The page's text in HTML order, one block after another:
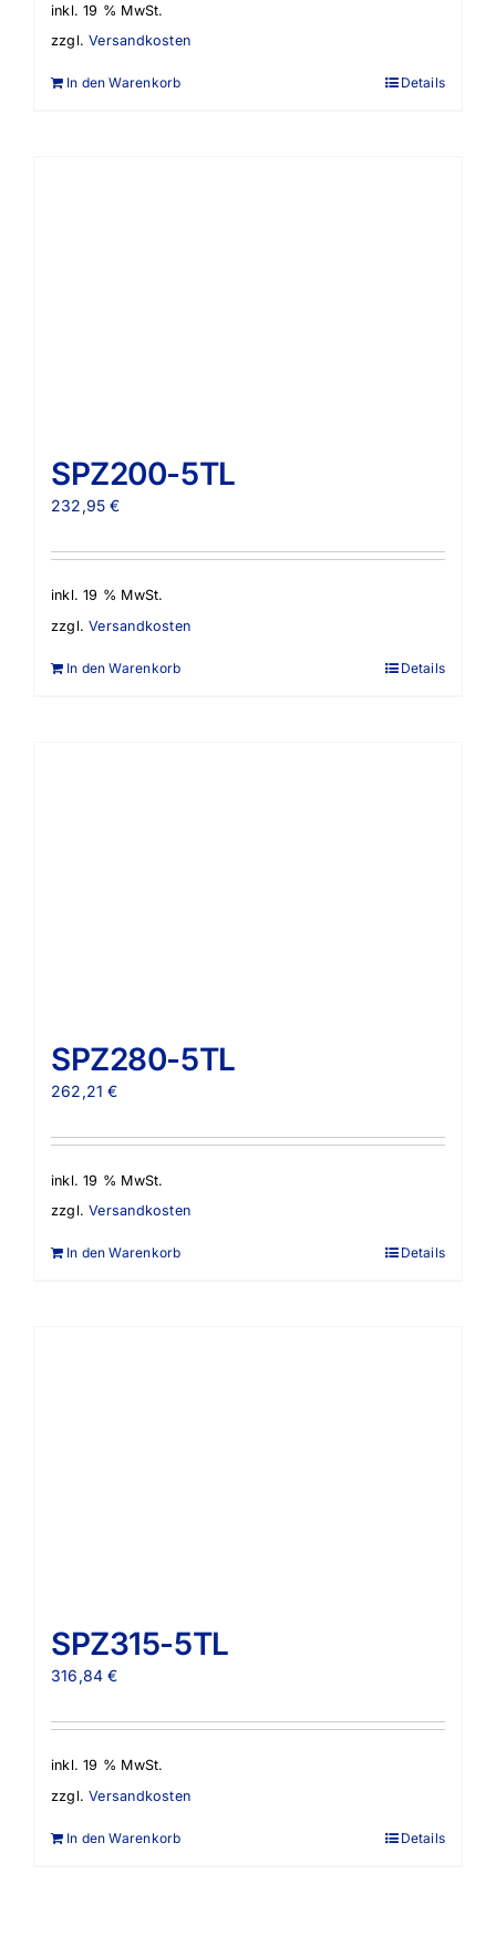
inkl. 19 % MwSt.
zzgl.Versandkosten
In den Warenkorb Details
SPZ200-5TL
232,95€
inkl. 19 % MwSt.
zzgl.Versandkosten
In den Warenkorb Details
SPZ280-5TL
262,21€
inkl. 19 % MwSt.
zzgl.Versandkosten
In den Warenkorb Details
SPZ315-5TL
316,84€
inkl. 19 % MwSt.
zzgl.Versandkosten
In den Warenkorb Details